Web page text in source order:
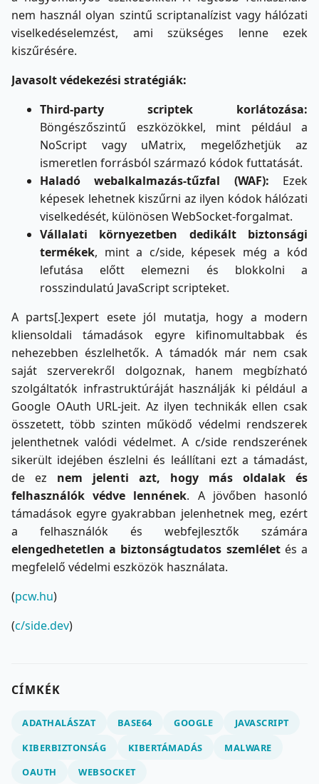
nem használ olyan szintű scriptanalízist vagy hálózati
viselkedéselemzést, ami szükséges lenne ezek
kiszűrésére.
Javasolt védekezési stratégiák:
Third-party scriptek korlátozása:
Böngészőszintű eszközökkel, mint például a
NoScript vagy uMatrix, megelőzhetjük az
ismeretlen forrásból származó kódok futtatását.
Haladó webalkalmazás-tűzfal (WAF): Ezek
képesek lehetnek kiszűrni az ilyen kódok hálózati
viselkedését, különösen WebSocket-forgalmat.
Vállalati környezetben dedikált biztonsági
termékek, mint a c/side, képesek még a kód
lefutása előtt elemezni és blokkolni a
rosszindulatú JavaScript scripteket.
A parts[.]expert esete jól mutatja, hogy a modern
kliensoldali támadások egyre kifinomultabbak és
nehezebben észlelhetők. A támadók már nem csak
saját szerverekről dolgoznak, hanem megbízható
szolgáltatók infrastruktúráját használják ki például a
Google OAuth URL-jeit. Az ilyen technikák ellen csak
összetett, több szinten működő védelmi rendszerek
jelenthetnek valódi védelmet. A c/side rendszerének
sikerült idejében észlelni és leállítani ezt a támadást,
de ez nem jelenti azt, hogy más oldalak és
felhasználók védve lennének. A jövőben hasonló
támadások egyre gyakrabban jelenhetnek meg, ezért
a felhasználók és webfejlesztők számára
elengedhetetlen a biztonságtudatos szemléletés a
megfelelő védelmi eszközök használata.
(pcw.hu)
(c/side.dev)
CÍMKÉK
ADATHALÁSZAT BASE64 GOOGLE
JAVASCRIPT
KIBERBIZTONSÁG
KIBERTÁMADÁS
MALWARE
OAUTH
WEBSOCKET